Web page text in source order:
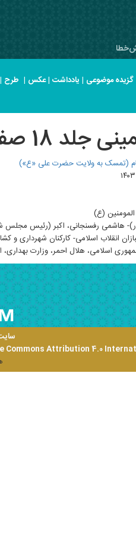
گزیده موضوعی | یادداشت |عکس | طرح |
صفحه 161
(تمسک به ولایت حضرت علی «ع»)
(ع)
هاشمی رفسنجانی، اکبر (رئیس مجلس
انقلاب اسلامی- کارکنان
اسلامی، هلال احمر، وزارت
Commons Attribution 4.0